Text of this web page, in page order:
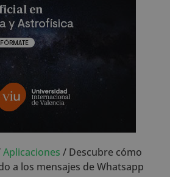
Aplicaciones / Descubre cómo
a los mensajes de Whatsapp